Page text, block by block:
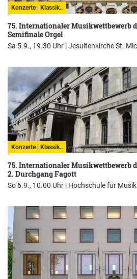
Konzerte | Klassik..
75. Internationaler Musikwettbewerb
Semifinale Orgel
Sa 5.9., 19.30 Uhr |Jesuitenkirche St.
Konzerte | Klassik..
75. Internationaler Musikwettbewerb
2. Durchgang Fagott
So 6.9., 10.00 Uhr | Hochschule für